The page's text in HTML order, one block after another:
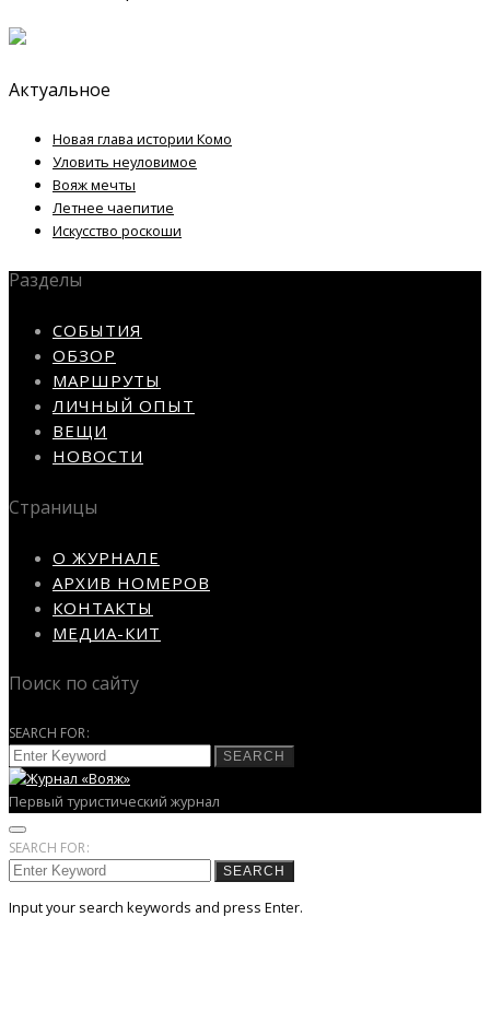
Актуальное
Новая глава истории Комо
Уловить неуловимое
Вояж мечты
Летнее чаепитие
Искусство роскоши
Разделы
СОБЫТИЯ
ОБЗОР
МАРШРУТЫ
ЛИЧНЫЙ ОПЫТ
ВЕЩИ
НОВОСТИ
Страницы
О ЖУРНАЛЕ
АРХИВ НОМЕРОВ
КОНТАКТЫ
МЕДИА-КИТ
Поиск по сайту
SEARCH FOR:
SEARCH
Первый туристический журнал
SEARCH FOR:
SEARCH
Input your search keywords and press Enter.